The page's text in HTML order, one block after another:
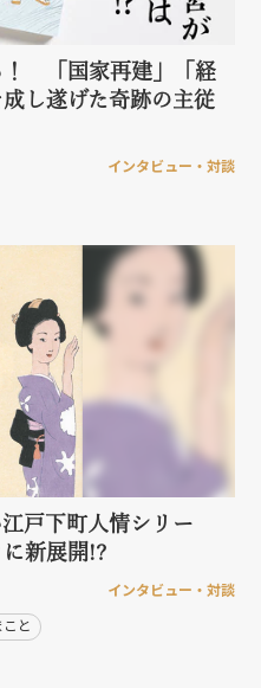
！ 「国家再建」「経
し遂げた奇跡の主従
インタビュー・対談
戸下町人情シリー
新展開!?
インタビュー・対談
と